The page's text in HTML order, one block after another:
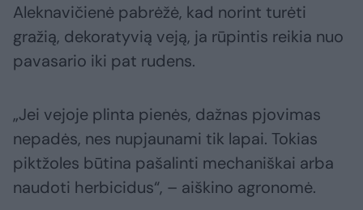
Aleknavičienė pabrėžė, kad norint turėti
gražią, dekoratyvią veją, ja rūpintis reikia nuo
pavasario iki pat rudens.
„Jei vejoje plinta pienės, dažnas pjovimas
nepadės, nes nupjaunami tik lapai. Tokias
piktžoles būtina pašalinti mechaniškai arba
naudoti herbicidus“, – aiškino agronomė.